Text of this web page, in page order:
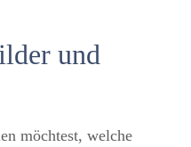
und
möchtest, welche